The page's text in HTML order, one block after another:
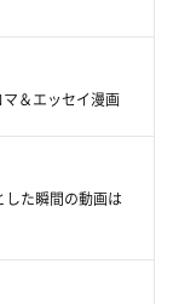
＆エッセイ漫画
た瞬間の動画は